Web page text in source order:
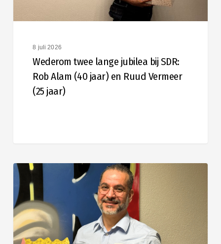
Vermeer
8 juli 2026
Wederom twee lange jubilea bij SDR:
Rob Alam (40 jaar) en Ruud Vermeer
(25 jaar)
Abdel
Akelai
werkt
25
jaar
bij